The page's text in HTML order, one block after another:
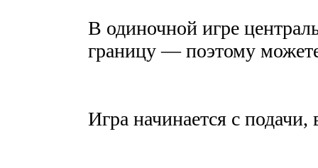
В одиночной игре
границу — поэтому
Игра начинается с